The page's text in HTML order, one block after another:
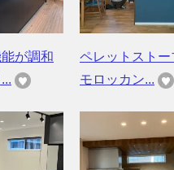
が調和
ペレットストー
モロッカン...